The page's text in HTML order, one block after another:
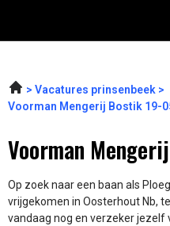
Vacatures prinsenbeek
Voorman Mengerij Bostik 19-
Voorman
Op zoek naar een baan als
vrijgekomen in Oosterhout Nb,
vandaag nog en verzeker jezelf